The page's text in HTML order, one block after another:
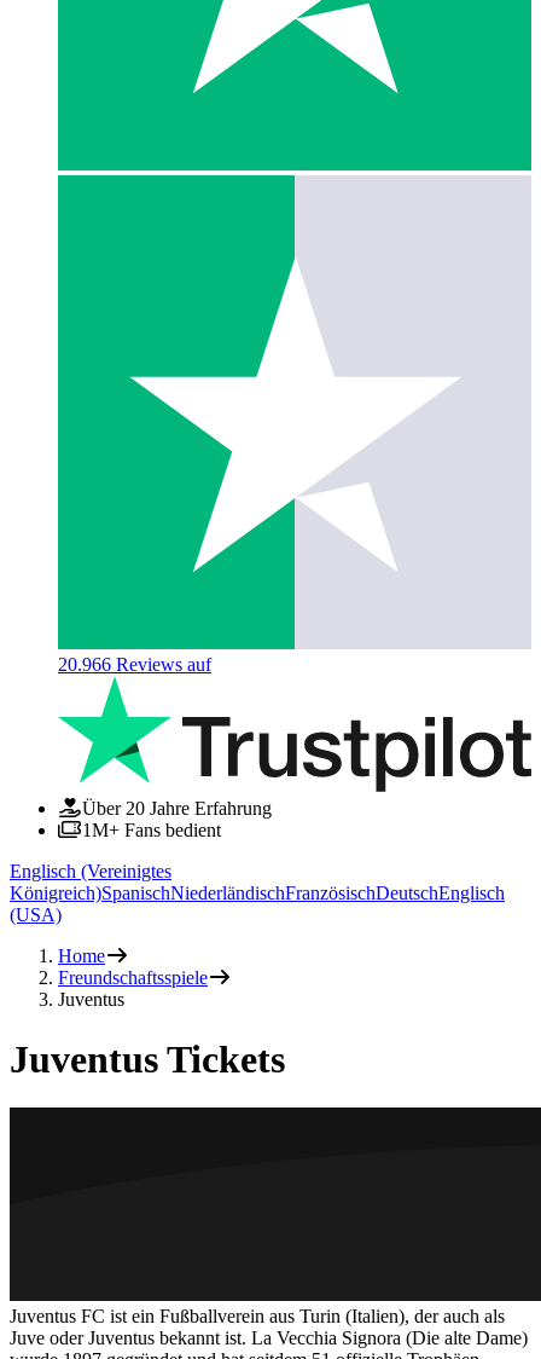
20.966 Reviews auf
Über 20 Jahre Erfahrung
1M+ Fans bedient
Englisch (Vereinigtes
Königreich)SpanischNiederländischFranzösischDeutschEnglisch
(USA)
Home
Freundschaftsspiele
Juventus
Juventus Tickets
Juventus FC ist ein Fußballverein aus Turin (Italien), der auch als
Juve oder Juventus bekannt ist. La Vecchia Signora (Die alte Dame)